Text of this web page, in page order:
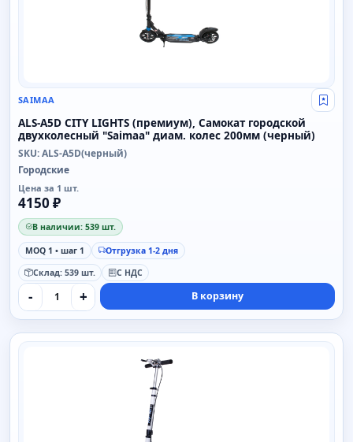
SAIMAA Свой
ALS-A5D CITY LIGHTS (премиум), Самокат городской
двухколесный "Saimaa" диам. колес 200мм (черный)
SKU: ALS-A5D(черный)
Городские
Цена за 1 шт.
4150 ₽
В наличии: 539 шт.
MOQ 1 • шаг 1
Отгрузка 1-2 дня
Склад: 539 шт.
С НДС
- + В корзину
SAIMAA